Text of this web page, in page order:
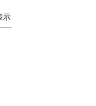
示